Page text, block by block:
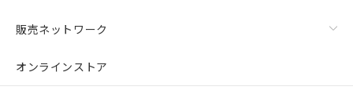
販売ネットワーク
オンラインストア